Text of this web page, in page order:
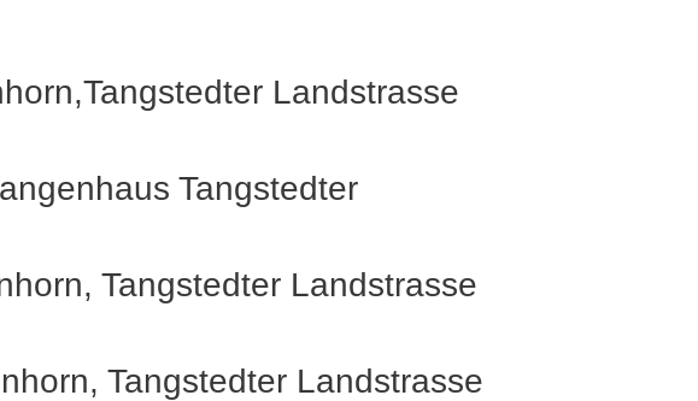
Landstrasse
Tangstedter
Tangstedter Landstrasse
Tangstedter Landstrasse